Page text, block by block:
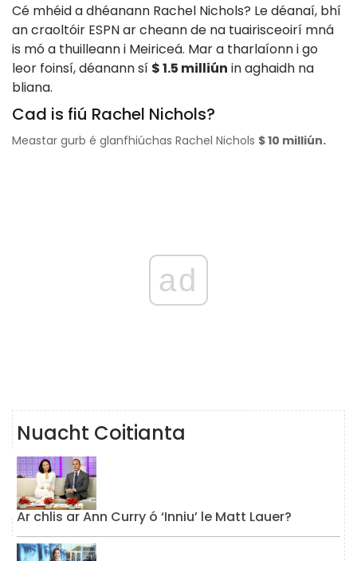
Cé mhéid a dhéanann Rachel Nichols? Le déanaí, bhí
an craoltóir ESPN ar cheann de na tuairisceoirí mná
is mó a thuilleann i Meiriceá. Mar a tharlaíonn i go
leor foinsí, déanann sí $ 1.5 milliún in aghaidh na
bliana.
Cad is fiú Rachel Nichols?
Meastar gurb é glanfhiúchas Rachel Nichols $ 10 milliún.
ad
Nuacht Coitianta
Ar chlis ar Ann Curry ó ‘Inniu’ le Matt Lauer?